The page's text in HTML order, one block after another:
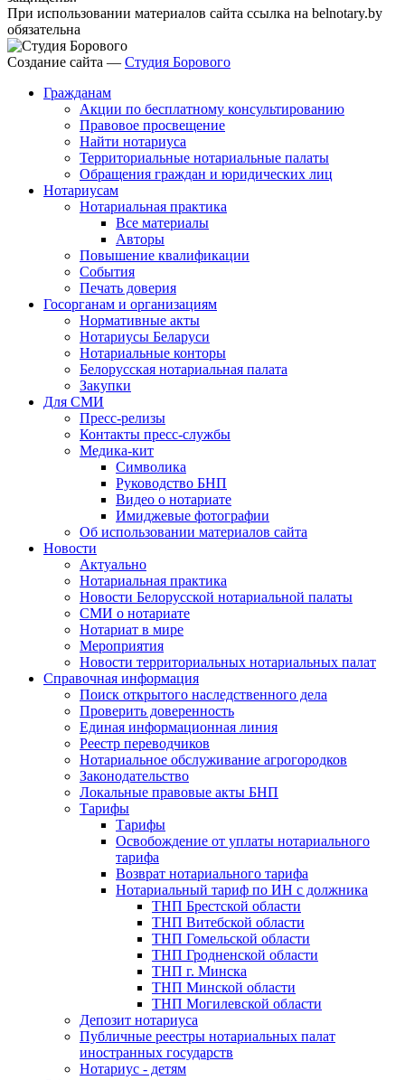
При использовании материалов сайта ссылка на belnotary.by
обязательна
Создание сайта — Студия Борового
Гражданам
Акции по бесплатному консультированию
Правовое просвещение
Найти нотариуса
Территориальные нотариальные палаты
Обращения граждан и юридических лиц
Нотариусам
Нотариальная практика
Все материалы
Авторы
Повышение квалификации
События
Печать доверия
Госорганам и организациям
Нормативные акты
Нотариусы Беларуси
Нотариальные конторы
Белорусская нотариальная палата
Закупки
Для СМИ
Пресс-релизы
Контакты пресс-службы
Медика-кит
Символика
Руководство БНП
Видео о нотариате
Имиджевые фотографии
Об использовании материалов сайта
Новости
Актуально
Нотариальная практика
Новости Белорусской нотариальной палаты
СМИ о нотариате
Нотариат в мире
Мероприятия
Новости территориальных нотариальных палат
Справочная информация
Поиск открытого наследственного дела
Проверить доверенность
Единая информационная линия
Реестр переводчиков
Нотариальное обслуживание агрогородков
Законодательство
Локальные правовые акты БНП
Тарифы
Тарифы
Освобождение от уплаты нотариального
тарифа
Возврат нотариального тарифа
Нотариальный тариф по ИН с должника
ТНП Брестской области
ТНП Витебской области
ТНП Гомельской области
ТНП Гродненской области
ТНП г. Минска
ТНП Минской области
ТНП Могилевской области
Депозит нотариуса
Публичные реестры нотариальных палат
иностранных государств
Нотариус - детям